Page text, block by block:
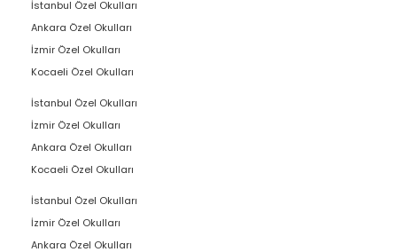
İstanbul Özel Okulları
Ankara Özel Okulları
İzmir Özel Okulları
Kocaeli Özel Okulları
İstanbul Özel Okulları
İzmir Özel Okulları
Ankara Özel Okulları
Kocaeli Özel Okulları
İstanbul Özel Okulları
İzmir Özel Okulları
Ankara Özel Okulları